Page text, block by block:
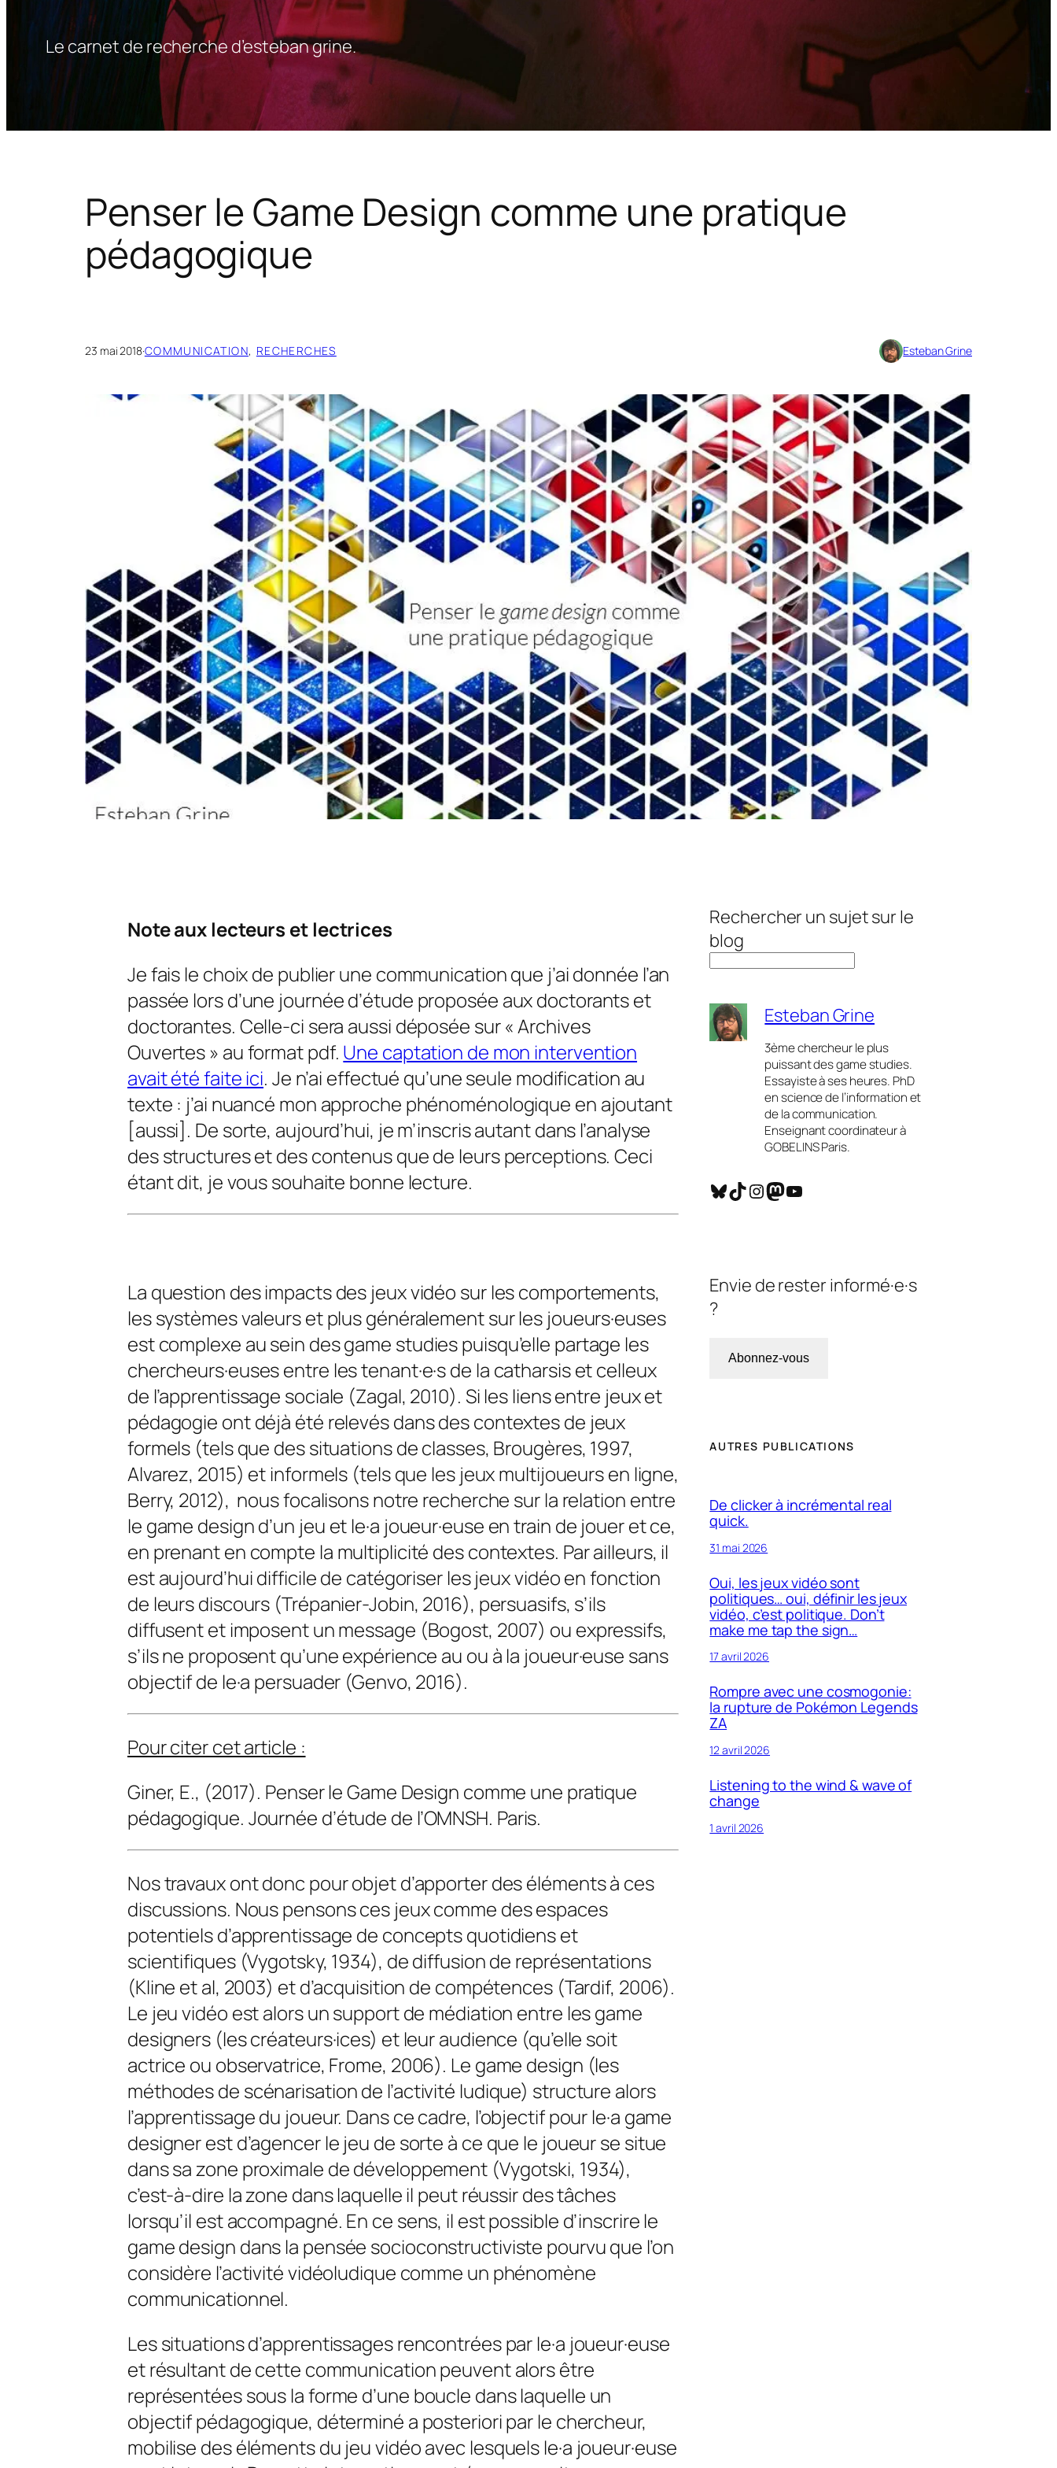
Le carnet de recherche d’esteban grine.
Penser le Game Design comme une pratique
pédagogique
23 mai 2018·COMMUNICATION, RECHERCHES Esteban Grine
Note aux lecteurs et lectrices
Je fais le choix de publier une communication que j’ai donnée l’an
passée lors d’une journée d’étude proposée aux doctorants et
doctorantes. Celle-ci sera aussi déposée sur « Archives
Ouvertes » au format pdf. Une captation de mon intervention
avait été faite ici. Je n’ai effectué qu’une seule modification au
texte : j’ai nuancé mon approche phénoménologique en ajoutant
[aussi]. De sorte, aujourd’hui, je m’inscris autant dans l’analyse
des structures et des contenus que de leurs perceptions. Ceci
étant dit, je vous souhaite bonne lecture.
La question des impacts des jeux vidéo sur les comportements,
les systèmes valeurs et plus généralement sur les joueurs·euses
est complexe au sein desgame studiespuisqu’elle partage les
chercheurs·euses entre les tenant·e·s de la catharsis et celleux
de l’apprentissage sociale (Zagal, 2010). Si les liens entre jeux et
pédagogie ont déjà été relevés dans des contextes de jeux
formels (tels que des situations de classes, Brougères, 1997,
Alvarez, 2015) et informels (tels que les jeux multijoueurs en ligne,
Berry, 2012), nous focalisons notre recherche sur la relation entre
le game designd’un jeu et le·a joueur·euse en train de jouer et ce,
en prenant en compte la multiplicité des contextes. Par ailleurs, il
est aujourd’hui difficile de catégoriser les jeux vidéo en fonction
de leurs discours (Trépanier-Jobin, 2016), persuasifs, s’ils
diffusent et imposent un message (Bogost, 2007) ou expressifs,
s’ils ne proposent qu’une expérience au ou à la joueur·euse sans
objectif de le·a persuader (Genvo, 2016).
Pour citer cet article :
Giner, E., (2017). Penser le Game Design comme une pratique
pédagogique. Journée d’étude de l’OMNSH. Paris.
Nos travaux ont donc pour objet d’apporter des éléments à ces
discussions. Nous pensons ces jeux comme des espaces
potentiels d’apprentissage de concepts quotidiens et
scientifiques (Vygotsky, 1934), de diffusion de représentations
(Kline etal, 2003) et d’acquisition de compétences (Tardif, 2006).
Le jeu vidéo est alors un support de médiation entre lesgame
designers (les créateurs·ices) et leur audience (qu’elle soit
actrice ou observatrice, Frome, 2006). Le game design (les
méthodes de scénarisation de l’activité ludique) structure alors
l’apprentissage du joueur. Dans ce cadre, l’objectif pour le·a game
designerest d’agencer le jeu de sorte à ce que le joueur se situe
dans sa zone proximale de développement (Vygotski, 1934),
c’est-à-dire la zone dans laquelle il peut réussir des tâches
lorsqu’il est accompagné. En ce sens, il est possible d’inscrire le
game design dans la pensée socioconstructiviste pourvu que l’on
considère l’activité vidéoludique comme un phénomène
communicationnel.
Les situations d’apprentissages rencontrées par le·a joueur·euse
et résultant de cette communication peuvent alors être
représentées sous la forme d’une boucle dans laquelle un
objectif pédagogique, déterminé a posterioripar le chercheur,
mobilise des éléments du jeu vidéo avec lesquels le·a joueur·euse
Rechercher un sujet sur le
blog
Esteban Grine
3ème chercheur le plus
puissant des game studies.
Essayiste à ses heures. PhD
en science de l’information et
de la communication.
Enseignant coordinateur à
GOBELINS Paris.
Bluesky TikTok InstagramMastodon YouTube
Envie de rester informé·e·s
?
Abonnez-vous
AUTRES PUBLICATIONS
De clicker à incrémental real
quick.
31 mai 2026
Oui, les jeux vidéo sont
politiques… oui, définir les jeux
vidéo, c’est politique. Don’t
make me tap the sign…
17 avril 2026
Rompre avec une cosmogonie:
la rupture de Pokémon Legends
ZA
12 avril 2026
Listening to the wind & wave of
change
1 avril 2026